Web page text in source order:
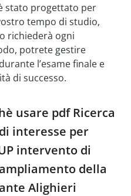
stato progettato per
tempo di studio,
richiederà ogni
potrete gestire
l’esame finale e
di successo.
usare pdf Ricerca
interesse per
intervento di
della
Alighieri